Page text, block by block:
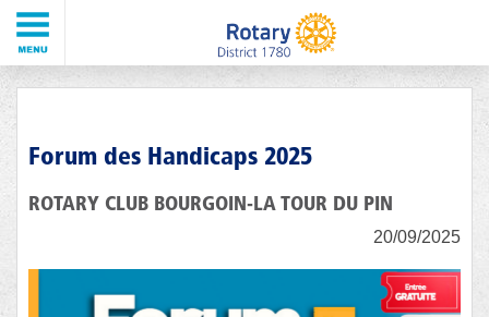
Forum des Handicaps 2025
ROTARY CLUB BOURGOIN-LA TOUR DU PIN
20/09/2025